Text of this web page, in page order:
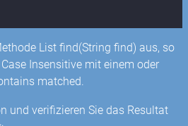
List find(String find) aus, so
Insensitive mit einem oder
matched.
und verifizieren Sie das Resultat